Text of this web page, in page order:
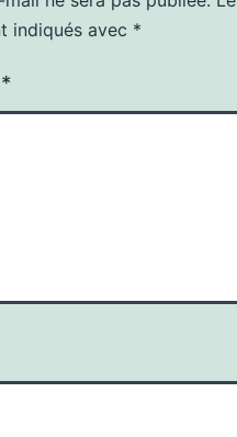
indiqués avec *
*